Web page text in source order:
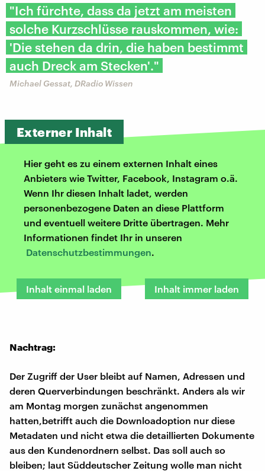
"Ich fürchte, dass da jetzt am meisten
solche Kurzschlüsse rauskommen, wie:
'Die stehen da drin, die haben bestimmt
auch Dreck am Stecken'."
Michael Gessat, DRadio Wissen
Externer Inhalt
Hier geht es zu einem externen Inhalt eines
Anbieters wie Twitter, Facebook, Instagram o.ä.
Wenn Ihr diesen Inhalt ladet, werden
personenbezogene Daten an diese Plattform
und eventuell weitere Dritte übertragen. Mehr
Informationen findet Ihr in unseren
Datenschutzbestimmungen.
Inhalt einmal laden Inhalt immer laden
Nachtrag:
Der Zugriff der User bleibt auf Namen, Adressen und
deren Querverbindungen beschränkt. Anders als wir
am Montag morgen zunächst angenommen
hatten,betrifft auch die Downloadoption nur diese
Metadaten und nicht etwa die detaillierten Dokumente
aus den Kundenordnern selbst. Das soll auch so
bleiben; laut Süddeutscher Zeitung wolle man nicht